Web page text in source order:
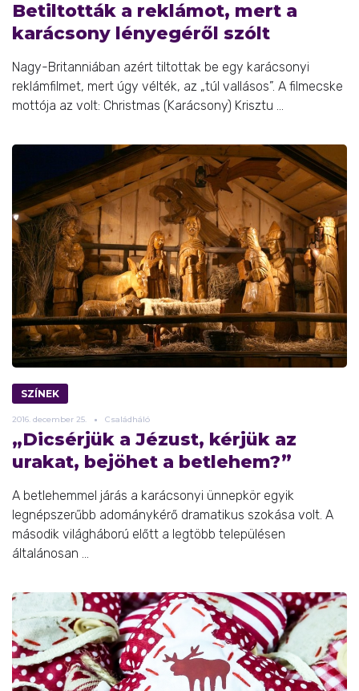
Betiltották a reklámot, mert a
karácsony lényegéről szólt
Nagy-Britanniában azért tiltottak be egy karácsonyi
reklámfilmet, mert úgy vélték, az „túl vallásos”. A filmecske
mottója az volt: Christmas (Karácsony) Krisztu ...
SZÍNEK
2016. december 25. Családháló
„Dicsérjük a Jézust, kérjük az
urakat, bejöhet a betlehem?”
A betlehemmel járás a karácsonyi ünnepkör egyik
legnépszerűbb adománykérő dramatikus szokása volt. A
második világháború előtt a legtöbb településen
általánosan ...